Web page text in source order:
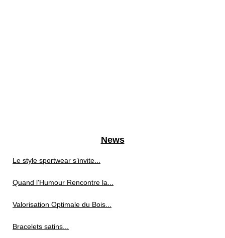
News
Le style sportwear s’invite...
Quand l'Humour Rencontre la...
Valorisation Optimale du Bois...
Bracelets satins...